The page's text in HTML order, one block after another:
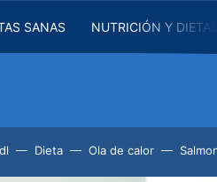
SANAS NUTRICIÓN Y
Dieta Ola de calor